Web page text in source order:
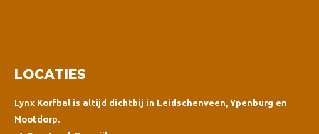
LOCATIES
Lynx Korfbal is altijd dichtbij in Leidschenveen, Ypenburg en
Nootdorp.